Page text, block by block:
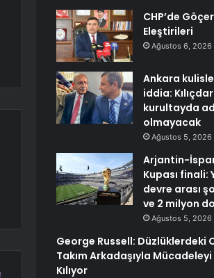
CHP’de
Eleştirileri
Ağustos 6, 2026
Ankara
iddia:
kurultayda
olmayacak
Ağustos 5, 2026
Arjantin-
Kupası finali:
devre arası
ve 2 milyon
Ağustos 5, 2026
George Russell: Düzlüklerdeki
Takım Arkadaşıyla Mücadeleyi
Kılıyor